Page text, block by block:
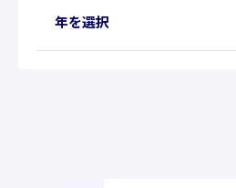
年を選択